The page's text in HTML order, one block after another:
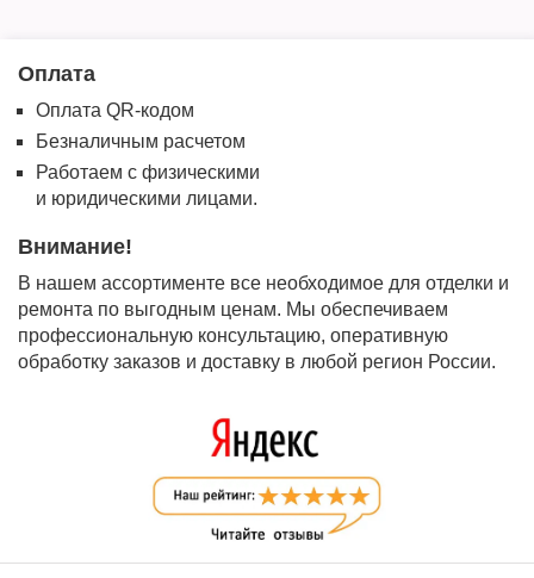
Оплата
Оплата QR-кодом
Безналичным расчетом
Работаем с физическими
и юридическими лицами.
Внимание!
В нашем ассортименте все необходимое для отделки и
ремонта по выгодным ценам. Мы обеспечиваем
профессиональную консультацию, оперативную
обработку заказов и доставку в любой регион России.